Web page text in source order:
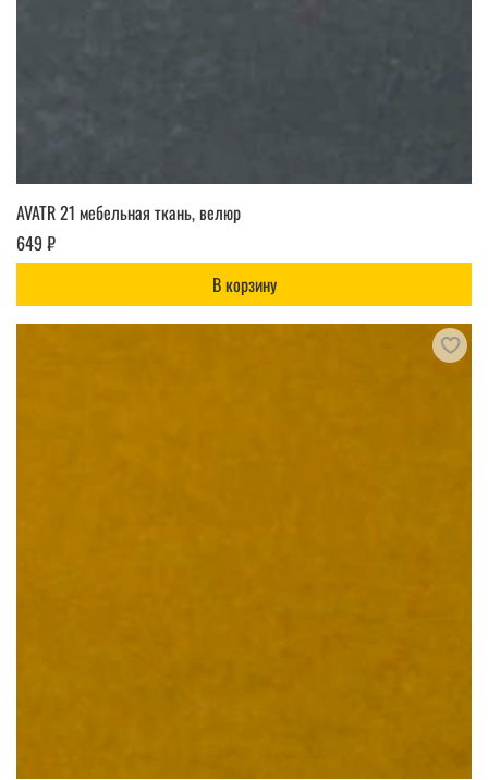
AVATR 21 мебельная ткань, велюр
649 ₽
В корзину